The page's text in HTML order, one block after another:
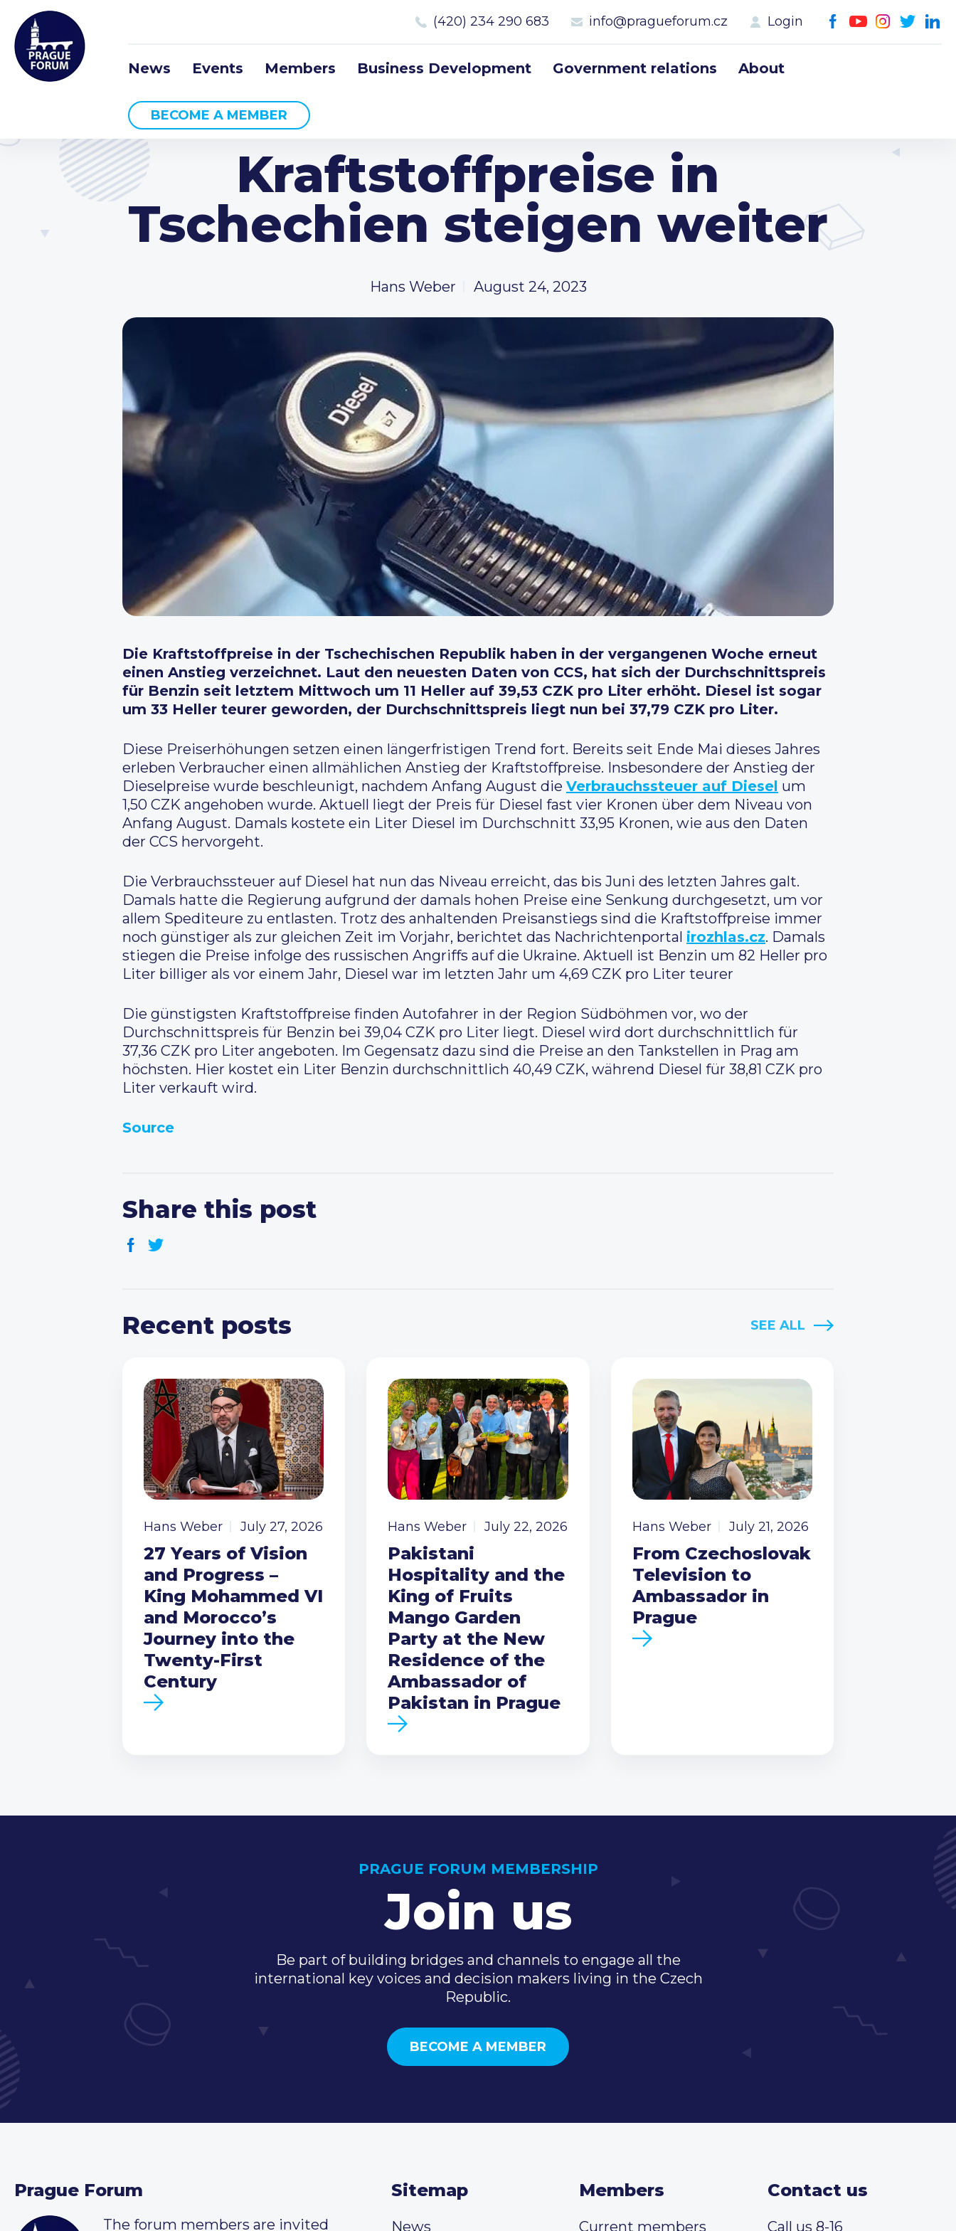
(420) 234 290 683 info@pragueforum.cz Login
News Events Members Business Development Government relations About
BECOME A MEMBER
Kraftstoffpreise in
Tschechien steigen weiter
Hans Weber August 24, 2023
Die Kraftstoffpreise in der Tschechischen Republik haben in der vergangenen Woche erneut
einen Anstieg verzeichnet. Laut den neuesten Daten von CCS, hat sich der Durchschnittspreis
für Benzin seit letztem Mittwoch um 11 Heller auf 39,53 CZK pro Liter erhöht. Diesel ist sogar
um 33 Heller teurer geworden, der Durchschnittspreis liegt nun bei 37,79 CZK pro Liter.
Diese Preiserhöhungen setzen einen längerfristigen Trend fort. Bereits seit Ende Mai dieses Jahres
erleben Verbraucher einen allmählichen Anstieg der Kraftstoffpreise. Insbesondere der Anstieg der
Dieselpreise wurde beschleunigt, nachdem Anfang August die Verbrauchssteuer auf Diesel um
1,50 CZK angehoben wurde. Aktuell liegt der Preis für Diesel fast vier Kronen über dem Niveau von
Anfang August. Damals kostete ein Liter Diesel im Durchschnitt 33,95 Kronen, wie aus den Daten
der CCS hervorgeht.
Die Verbrauchssteuer auf Diesel hat nun das Niveau erreicht, das bis Juni des letzten Jahres galt.
Damals hatte die Regierung aufgrund der damals hohen Preise eine Senkung durchgesetzt, um vor
allem Spediteure zu entlasten. Trotz des anhaltenden Preisanstiegs sind die Kraftstoffpreise immer
noch günstiger als zur gleichen Zeit im Vorjahr, berichtet das Nachrichtenportal irozhlas.cz. Damals
stiegen die Preise infolge des russischen Angriffs auf die Ukraine. Aktuell ist Benzin um 82 Heller pro
Liter billiger als vor einem Jahr, Diesel war im letzten Jahr um 4,69 CZK pro Liter teurer
Die günstigsten Kraftstoffpreise finden Autofahrer in der Region Südböhmen vor, wo der
Durchschnittspreis für Benzin bei 39,04 CZK pro Liter liegt. Diesel wird dort durchschnittlich für
37,36 CZK pro Liter angeboten. Im Gegensatz dazu sind die Preise an den Tankstellen in Prag am
höchsten. Hier kostet ein Liter Benzin durchschnittlich 40,49 CZK, während Diesel für 38,81 CZK pro
Liter verkauft wird.
Source
Share this post
Recent posts SEE ALL
Hans Weber July 27, 2026
27 Years of Vision
and Progress –
King Mohammed VI
and Morocco’s
Journey into the
Twenty-First
Century
Hans Weber July 22, 2026
Pakistani
Hospitality and the
King of Fruits
Mango Garden
Party at the New
Residence of the
Ambassador of
Pakistan in Prague
Hans Weber July 21, 2026
From Czechoslovak
Television to
Ambassador in
Prague
PRAGUE FORUM MEMBERSHIP
Join us
Be part of building bridges and channels to engage all the
international key voices and decision makers living in the Czech
Republic.
BECOME A MEMBER
Prague Forum
The forum members are invited
Sitemap
News
Members
Current members
Contact us
Call us 8-16